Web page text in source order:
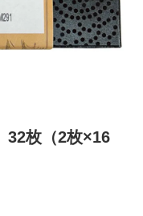
枚（2枚×16